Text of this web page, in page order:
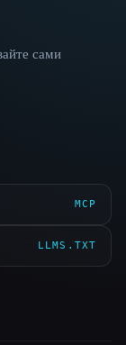
сами
MCP
LLMS.TXT